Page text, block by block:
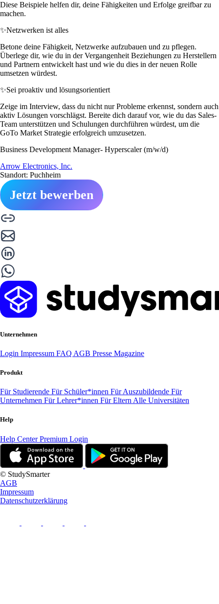
Diese Beispiele helfen dir, deine Fähigkeiten und Erfolge greifbar zu
machen.
✨Netzwerken ist alles
Betone deine Fähigkeit, Netzwerke aufzubauen und zu pflegen.
Überlege dir, wie du in der Vergangenheit Beziehungen zu Herstellern
und Partnern entwickelt hast und wie du dies in der neuen Rolle
umsetzen würdest.
✨Sei proaktiv und lösungsorientiert
Zeige im Interview, dass du nicht nur Probleme erkennst, sondern auch
aktiv Lösungen vorschlägst. Bereite dich darauf vor, wie du das Sales-
Team unterstützen und Schulungen durchführen würdest, um die
GoTo Market Strategie erfolgreich umzusetzen.
Business Development Manager- Hyperscaler (m/w/d)
Arrow Electronics, Inc.
Standort: Puchheim
Jetzt bewerben
Unternehmen
Login Impressum FAQ AGB Presse Magazine
Produkt
Für Studierende Für Schüler*innen Für Auszubildende Für
Unternehmen Für Lehrer*innen Für Eltern Alle Universitäten
Help
Help CenterPremium Login
© StudySmarter
AGB
Impressum
Datenschutzerklärung